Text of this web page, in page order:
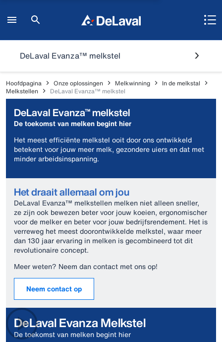
DeLaval Evanza™ melkstel
Hoofdpagina Onze oplossingen Melkwinning
In de melkstal
Melkstellen
DeLaval Evanza™ melkstel
DeLaval Evanza™ melkstel
De toekomst van melken begint hier
Het meest efficiënte melkstel ooit door ons ontwikkeld
betekent voor jouw meer melk, gezondere uiers en dat met
minder arbeidsinspanning.
Het draait allemaal om jou
DeLaval Evanza™ melkstellen melken niet alleen sneller,
ze zijn ook bewezen beter voor jouw koeien, ergonomischer
voor de melker en beter voor jouw bedrijfsrendement. Het is
verreweg het meest doorontwikkelde melkstel, waar meer
dan 130 jaar ervaring in melken is gecombineerd tot dit
revolutionaire concept.
Meer weten? Neem dan contact met ons op!
Neem contact op
DeLaval Evanza Melkstel
De toekomst van melken begint hier